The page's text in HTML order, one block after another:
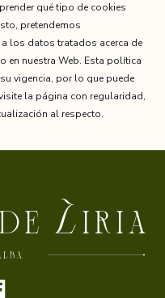
qué tipo de cookies
pretendemos
los datos tratados acerca de
en nuestra Web. Esta política
vigencia, por lo que puede
la página con regularidad,
al respecto.